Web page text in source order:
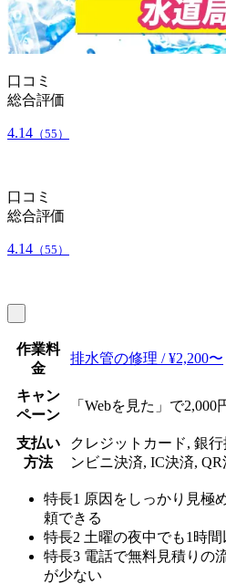
口コミ
総合評価
4.14 （55）
口コミ
総合評価
4.14 （55）
作業料
金
排水管の修理 / ¥2,200〜
キャン
ペーン
「Webを見た」で2,000
支払い
方法
クレジットカード, 銀
ンビニ決済, IC決済, QR
特長1 原因をしっかり見極
頼できる
特長2 土曜の夜中でも1時
特長3 電話で無料見積りの
が少ない